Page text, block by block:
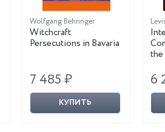
Wolfgang Behringer
Witchcraft
Persecutions in Bavaria
7 485 ₽
КУПИТЬ
the
6